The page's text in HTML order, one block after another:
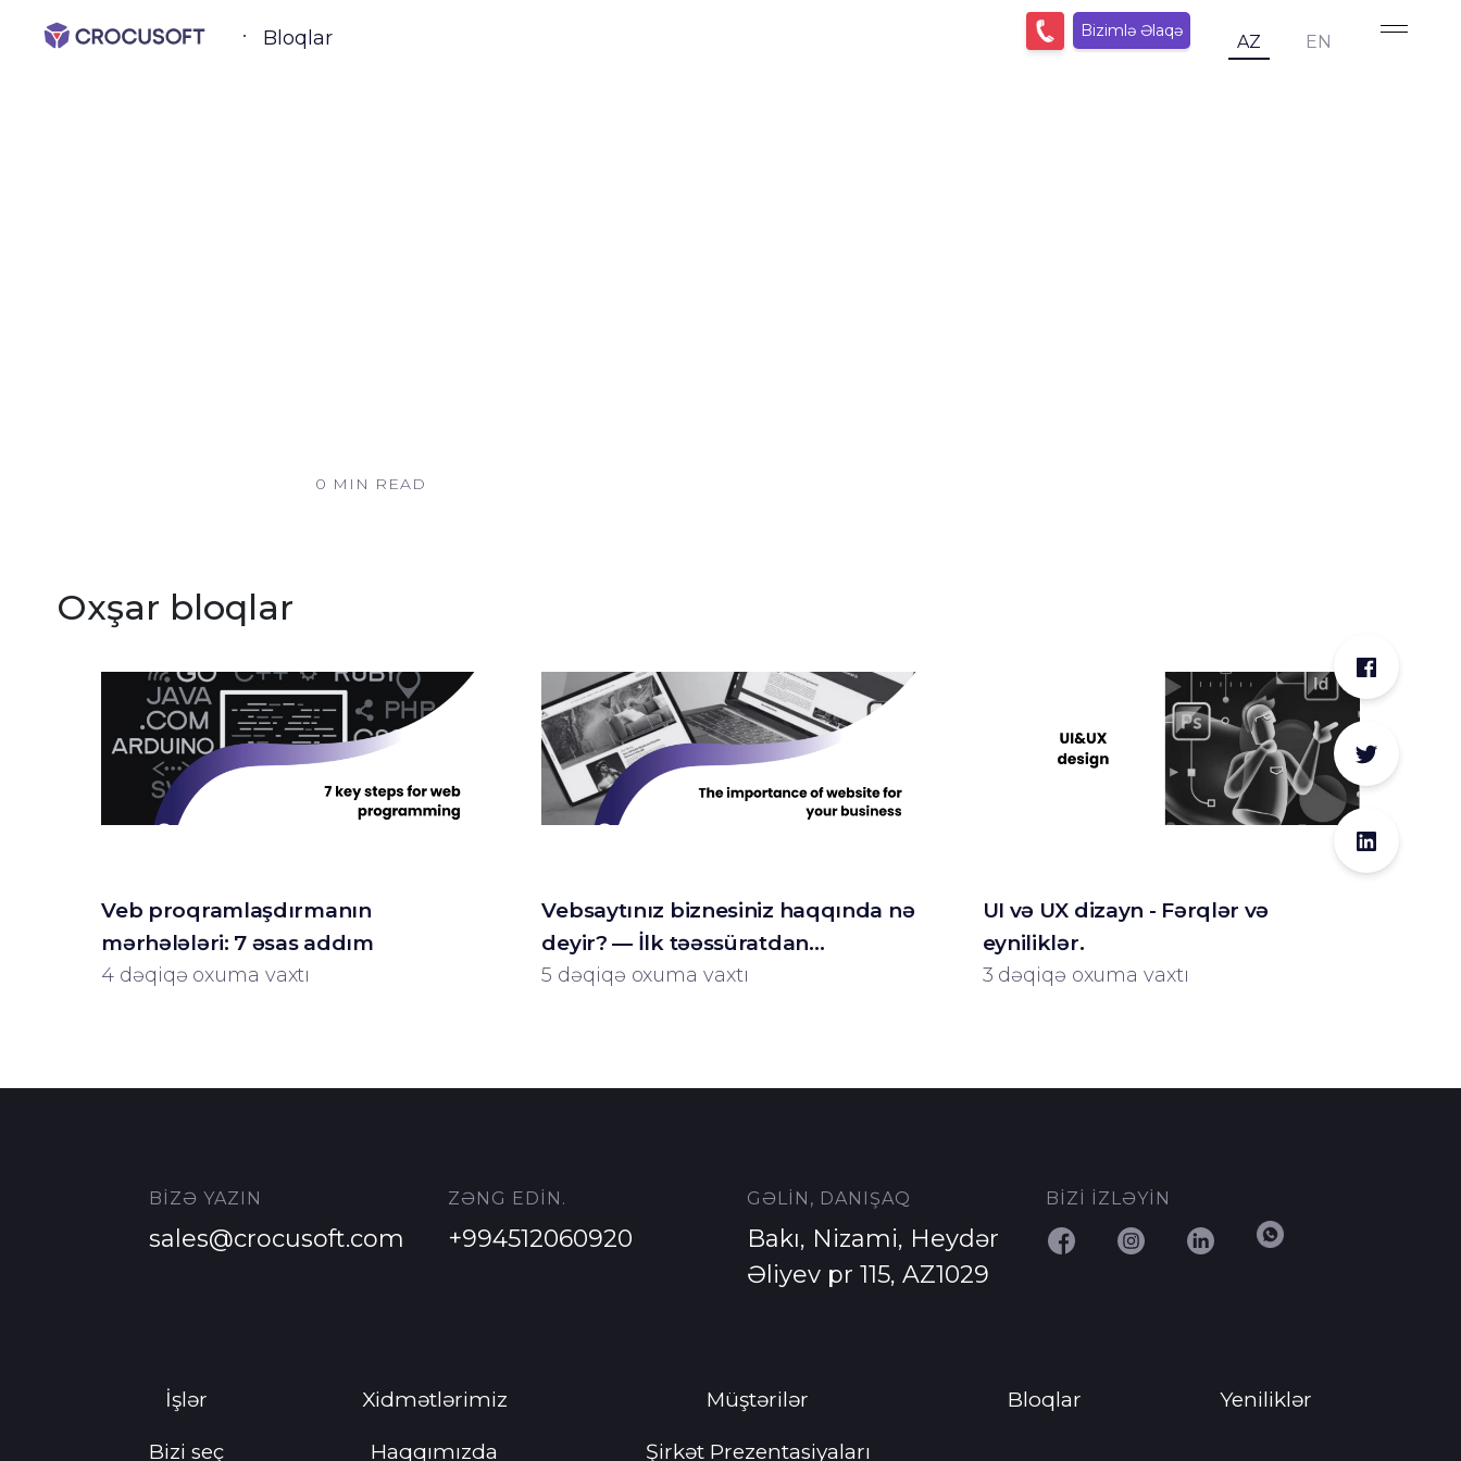
Bloqlar Bizimlə Əlaqə
AZ EN
0 MIN READ
Oxşar bloqlar
Veb proqramlaşdırmanın
mərhələləri: 7 əsas addım
4 dəqiqə oxuma vaxtı
Vebsaytınız biznesiniz haqqında nə
deyir? — İlk təəssüratdan
müştəriyə qədər
5 dəqiqə oxuma vaxtı
UI və UX dizayn - Fərqlər və
eyniliklər.
3 dəqiqə oxuma vaxtı
BİZƏ YAZIN
sales@crocusoft.com
ZƏNG EDİN.
+994512060920
GƏLİN, DANIŞAQ
Bakı, Nizami, Heydər
Əliyev pr 115, AZ1029
BİZİ İZLƏYİN
İşlər Xidmətlərimiz Müştərilər Bloqlar Yeniliklər
Bizi seç Haqqımızda Şirkət Prezentasiyaları